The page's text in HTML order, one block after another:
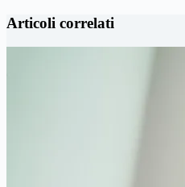
Articoli correlati